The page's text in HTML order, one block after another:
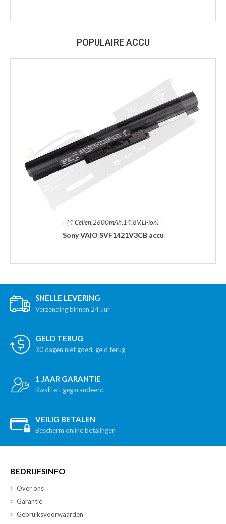
POPULAIRE ACCU
(4 Cellen,2600mAh,14.8V,Li-ion)
Sony VAIO SVF1421V3CB accu
SNELLE LEVERING
Verzending binnen 24 uur
GELD TERUG
30 dagen niet goed, geld terug
1 JAAR GARANTIE
Kwaliteit gegarandeerd
VEILIG BETALEN
Bescherm online betalingen
BEDRIJFSINFO
Over ons
Garantie
Gebruiksvoorwaarden